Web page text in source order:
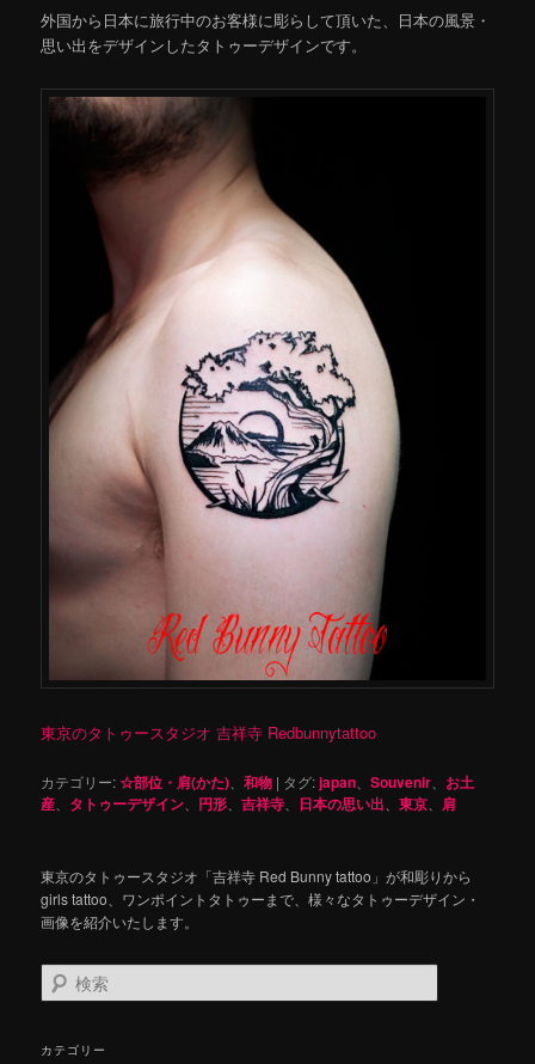
外国から日本に旅行中のお客様に彫らして頂いた、日本の風景・
思い出をデザインしたタトゥーデザインです。
東京のタトゥースタジオ 吉祥寺 Redbunnytattoo
カテゴリー:☆部位・肩(かた) 、和物 | タグ:japan 、Souvenir
お土
産
タトゥーデザイン 円形 、吉祥寺 日本の思い出 、東京 肩
東京のタトゥースタジオ「吉祥寺 Red Bunny tattoo」が和彫りから
girls tattoo、ワンポイントタトゥーまで、様々なタトゥーデザイン・
画像を紹介いたします。
検
索
カテゴリー